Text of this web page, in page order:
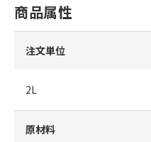
商品属性
注文単位
2L
原材料